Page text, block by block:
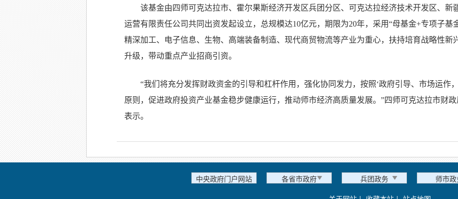
该基金由四师可克达拉市、霍尔果斯经济开发区兵团分区、可克达拉经济技术开发区、新
运营有限责任公司共同出资发起设立，总规模达10亿元，期限为20年，采用“母基金+专项子基
精深加工、电子信息、生物、高端装备制造、现代商贸物流等产业为重心，扶持培育战略性新
升级，带动重点产业招商引资。
“我们将充分发挥财政资金的引导和杠杆作用，强化协同发力，按照‘政府引导、市场运作
原则，促进政府投资产业基金稳步健康运行，推动师市经济高质量发展。”四师可克达拉市财
表示。
中央政府门户网站 各省市政府 兵团政务
师市